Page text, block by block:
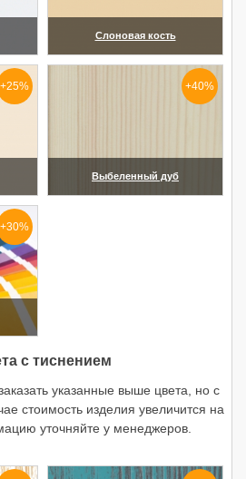
Слоновая кость
+25%
Выбеленный дуб
+40%
+30%
с тиснением
указанные выше цвета, но с
стоимость изделия увеличится на
уточняйте у менеджеров.